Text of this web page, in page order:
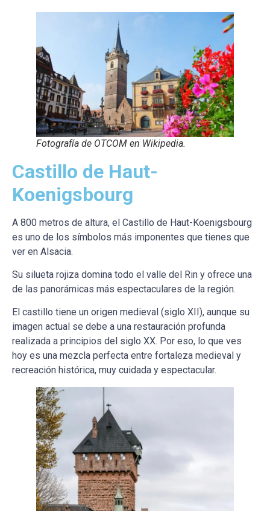
Fotografía de OTCOM en Wikipedia.
Castillo de Haut-
Koenigsbourg
A 800 metros de altura, el Castillo de Haut-Koenigsbourg
es uno de los símbolos más imponentes que tienes que
ver en Alsacia.
Su silueta rojiza domina todo el valle del Rin y ofrece una
de las panorámicas más espectaculares de la región.
El castillo tiene un origen medieval (siglo XII), aunque su
imagen actual se debe a una restauración profunda
realizada a principios del siglo XX. Por eso, lo que ves
hoy es una mezcla perfecta entre fortaleza medieval y
recreación histórica, muy cuidada y espectacular.